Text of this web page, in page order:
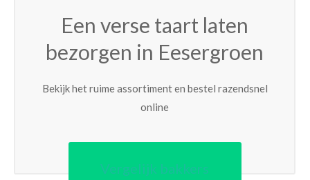
Een verse taart laten
bezorgen in Eesergroen
Bekijk het ruime assortiment en bestel razendsnel
online
Vergelijk bakkers